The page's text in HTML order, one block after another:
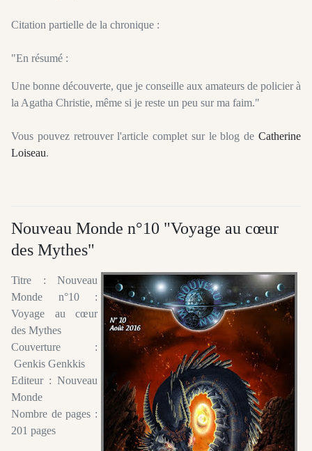
Citation partielle de la chronique :
"En résumé :
Une bonne découverte, que je conseille aux amateurs de policier à
la Agatha Christie, même si je reste un peu sur ma faim."
Vous pouvez retrouver l'article complet sur le blog de Catherine
Loiseau.
Nouveau Monde n°10 "Voyage au cœur
des Mythes"
Titre : Nouveau
Monde n°10 :
Voyage au cœur
des Mythes
Couverture :
Genkis Genkkis
Editeur : Nouveau
Monde
Nombre de pages :
201 pages